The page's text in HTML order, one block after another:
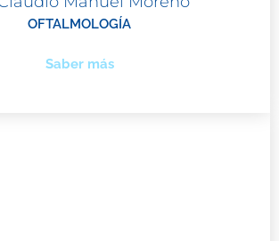
OFTALMOLOGÍA
Saber más